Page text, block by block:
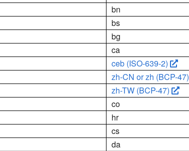
bn
bs
bg
ca
ceb (ISO-639-2)
zh-CN or zh (BCP-47)
zh-TW (BCP-47)
co
hr
cs
da